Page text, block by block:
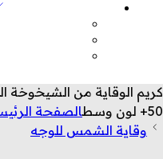
كريم الوقاية من
50+ لون وسط
الصفحة
وقاية الشمس للوجه